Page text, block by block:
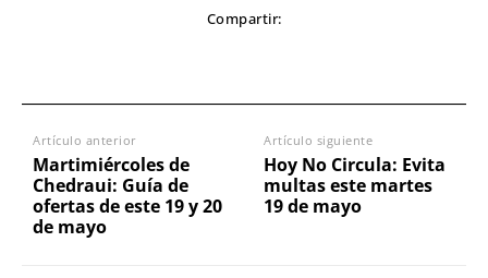
Compartir:
Artículo anterior
Martimiércoles de
Chedraui: Guía de
ofertas de este 19 y 20
de mayo
Artículo siguiente
Hoy No Circula: Evita
multas este martes
19 de mayo